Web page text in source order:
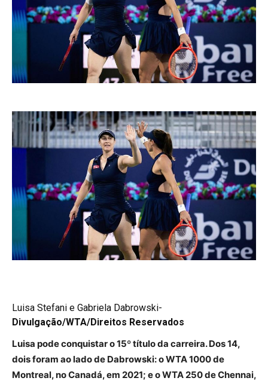
Luisa Stefani e Gabriela Dabrowski-
Divulgação/WTA/Direitos Reservados
Luisa pode conquistar o 15º título da carreira. Dos 14,
dois foram ao lado de Dabrowski: o WTA 1000 de
Montreal, no Canadá, em 2021; e o WTA 250 de Chennai,